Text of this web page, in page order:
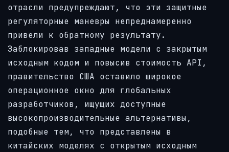
отрасли предупреждают, что эти защитные
регуляторные маневры непреднамеренно
привели к обратному результату.
Заблокировав западные модели с закрытым
исходным кодом и повысив стоимость API,
правительство США оставило широкое
операционное окно для глобальных
разработчиков, ищущих доступные
высокопроизводительные альтернативы,
подобные тем, что представлены в
китайских моделях с открытым исходным